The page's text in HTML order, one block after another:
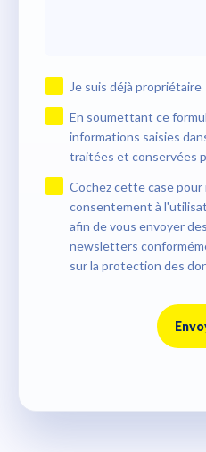
Je suis déjà propriétaire
En soumettant ce
informations saisies
traitées et conservées
Cochez cette case
consentement à
afin de vous envoyer
newsletters
sur la protection des